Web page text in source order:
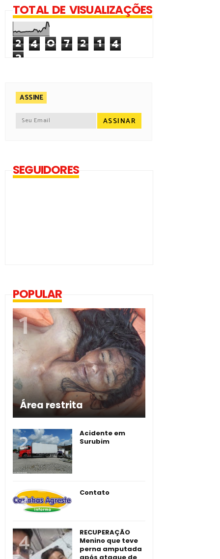
TOTAL DE VISUALIZAÇÕES
2 4 0 7 2 1 4
3
ASSINE
SEGUIDORES
POPULAR
Área restrita
Acidente em
Surubim
Contato
RECUPERAÇÃO
Menino que teve
perna amputada
após ataque de